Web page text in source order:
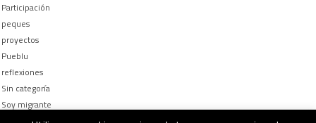
Participación
peques
proyectos
Pueblu
reflexiones
Sin categoría
Soy migrante